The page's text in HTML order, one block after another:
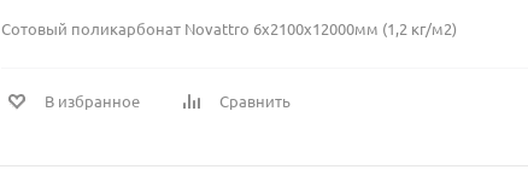
Сотовый поликарбонат Novattro 6х2100х12000мм (1,2 кг/м2)
В избранное Сравнить